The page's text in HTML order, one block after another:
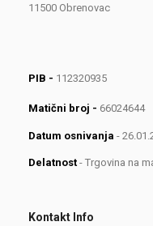
11500 Obrenovac
PIB - 112320935
Matični broj - 66024644
Datum osnivanja -
Delatnost - Trgovina na
Kontakt Info